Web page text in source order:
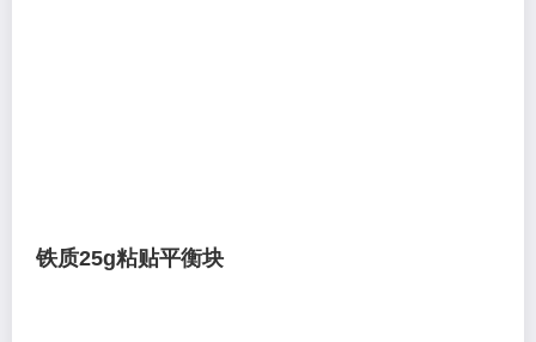
铁质25g粘贴平衡块